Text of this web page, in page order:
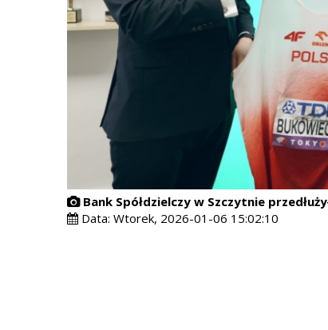
Bank Spółdzielczy w Szczytnie
Data:Wtorek, 2026-01-06 15:02:10